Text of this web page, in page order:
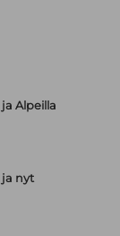
Alpeilla
ja nyt